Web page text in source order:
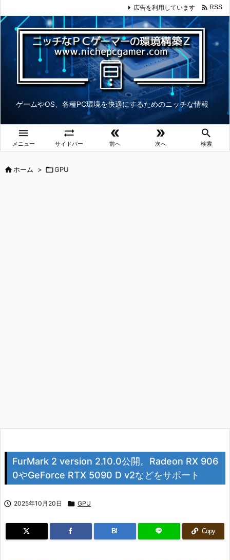
ゲームやOS、各種PC環境を快適にするためのニッチな情報

メニュー

サイドバー

前へ

次へ

検索
広告を利用しています  RSS
ホーム > GPU
FurMark 2 version 2.10.0公開。Radeon RX 906
0やGeForce RTX 5090 D v2などをサポート
 2025年10月20日  GPU
B! Copy